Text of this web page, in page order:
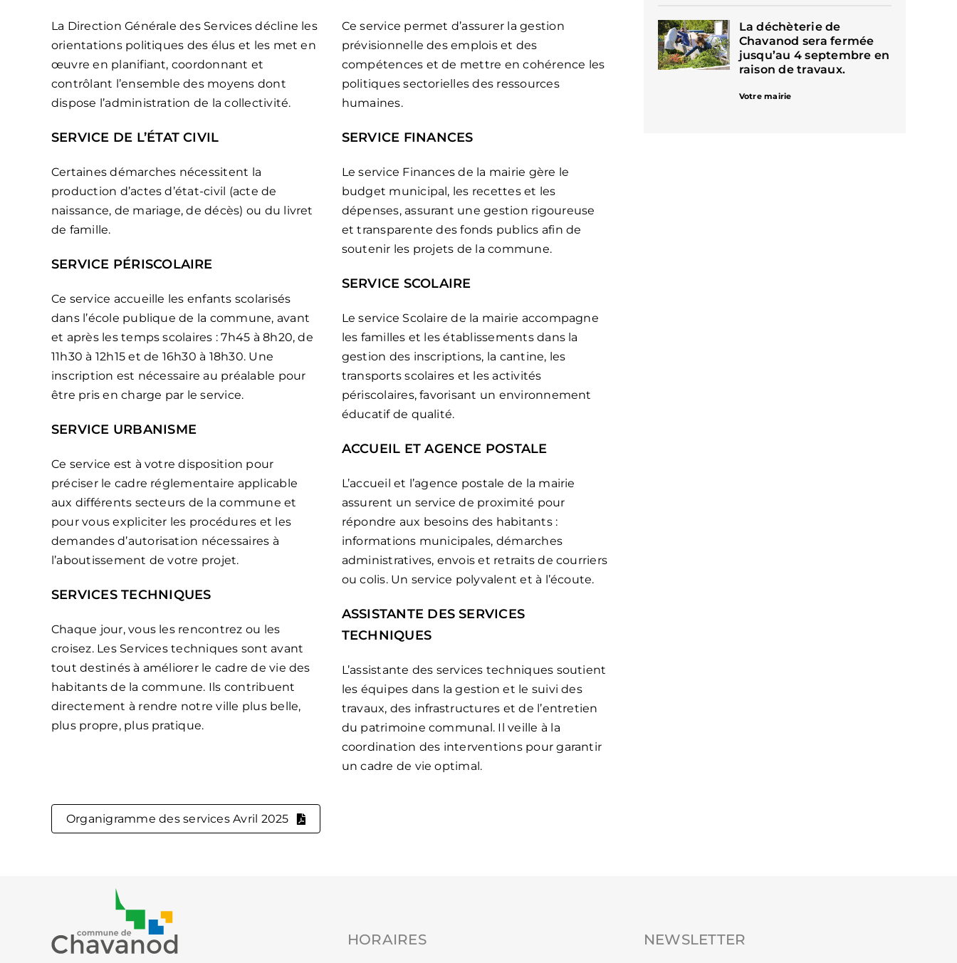
La Direction Générale des Services décline les
orientations politiques des élus et les met en
œuvre en planifiant, coordonnant et
contrôlant l’ensemble des moyens dont
dispose l’administration de la collectivité.
SERVICE DE L’ÉTAT CIVIL
Certaines démarches nécessitent la
production d’actes d’état-civil (acte de
naissance, de mariage, de décès) ou du livret
de famille.
SERVICE PÉRISCOLAIRE
Ce service accueille les enfants scolarisés
dans l’école publique de la commune, avant
et après les temps scolaires : 7h45 à 8h20, de
11h30 à 12h15 et de 16h30 à 18h30. Une
inscription est nécessaire au préalable pour
être pris en charge par le service.
SERVICE URBANISME
Ce service est à votre disposition pour
préciser le cadre réglementaire applicable
aux différents secteurs de la commune et
pour vous expliciter les procédures et les
demandes d’autorisation nécessaires à
l’aboutissement de votre projet.
SERVICES TECHNIQUES
Chaque jour, vous les rencontrez ou les
croisez. Les Services techniques sont avant
tout destinés à améliorer le cadre de vie des
habitants de la commune. Ils contribuent
directement à rendre notre ville plus belle,
plus propre, plus pratique.
Ce service permet d’assurer la gestion
prévisionnelle des emplois et des
compétences et de mettre en cohérence les
politiques sectorielles des ressources
humaines.
SERVICE FINANCES
Le service Finances de la mairie gère le
budget municipal, les recettes et les
dépenses, assurant une gestion rigoureuse
et transparente des fonds publics afin de
soutenir les projets de la commune.
SERVICE SCOLAIRE
Le service Scolaire de la mairie accompagne
les familles et les établissements dans la
gestion des inscriptions, la cantine, les
transports scolaires et les activités
périscolaires, favorisant un environnement
éducatif de qualité.
ACCUEIL ET AGENCE POSTALE
L’accueil et l’agence postale de la mairie
assurent un service de proximité pour
répondre aux besoins des habitants :
informations municipales, démarches
administratives, envois et retraits de courriers
ou colis. Un service polyvalent et à l’écoute.
ASSISTANTE DES SERVICES
TECHNIQUES
L’assistante des services techniques soutient
les équipes dans la gestion et le suivi des
travaux, des infrastructures et de l’entretien
du patrimoine communal. Il veille à la
coordination des interventions pour garantir
un cadre de vie optimal.
Organigramme des services Avril 2025
La déchèterie de
Chavanod sera fermée
jusqu’au 4 septembre en
raison de travaux.
Votre mairie
HORAIRES NEWSLETTER